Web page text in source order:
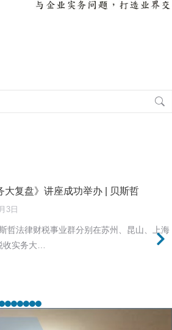
大复盘》讲座成功举办 | 贝斯哲
3日
哲法律财税事业群分别在苏州、昆山、上海
收实务大…